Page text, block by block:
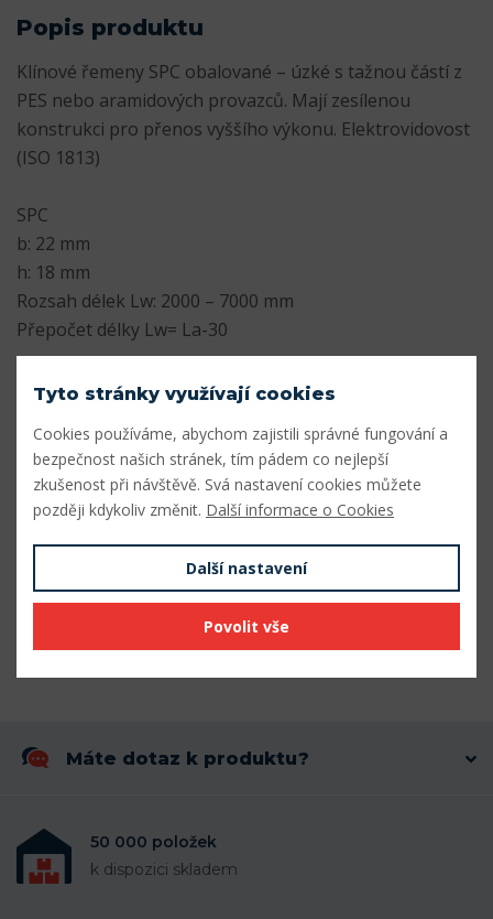
Popis produktu
Klínové řemeny SPC obalované – úzké s tažnou částí z
PES nebo aramidových provazců. Mají zesílenou
konstrukci pro přenos vyššího výkonu. Elektrovidovost
(ISO 1813)
SPC
b: 22 mm
h: 18 mm
Rozsah délek Lw: 2000 – 7000 mm
Přepočet délky Lw= La-30
Parametry
Profil SPC
Šířka profilu (mm)
Výška profilu (mm)
Vnější délka La (mm) 7930
Máte dotaz k produktu?
50 000 položek
k dispozici skladem
Tyto stránky využívají cookies
Cookies používáme, abychom zajistili správné fungování a
bezpečnost našich stránek, tím pádem co nejlepší
zkušenost při návštěvě. Svá nastavení cookies můžete
později kdykoliv změnit. Další informace o Cookies
Další nastavení
Povolit vše